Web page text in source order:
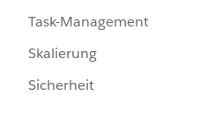
Task-Management
Skalierung
Sicherheit